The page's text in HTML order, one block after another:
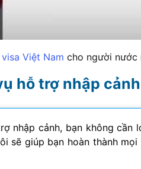
Việt Nam cho người nước
hỗ trợ nhập
nhập cảnh, bạn không
sẽ giúp bạn hoàn thành